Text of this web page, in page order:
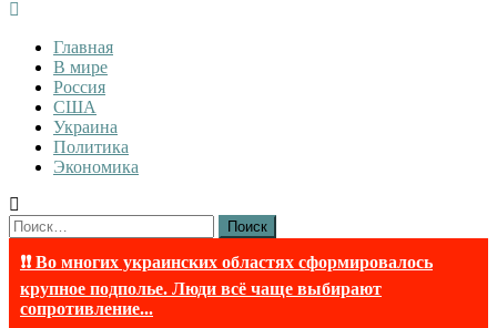
Tewi
Tewi — Новости
Главная
В мире
Россия
США
Украина
Политика
Экономика
Найти:
❗❗ Во многих украинских областях сформировалось
крупное подполье. Люди всё чаще выбирают
сопротивление...